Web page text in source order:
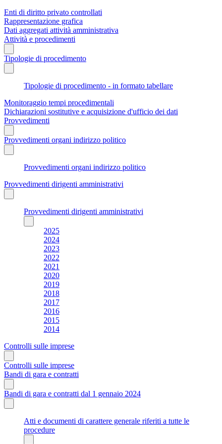
Enti di diritto privato controllati
Rappresentazione grafica
Dati aggregati attività amministrativa
Attività e procedimenti
Tipologie di procedimento
Tipologie di procedimento - in formato tabellare
Monitoraggio tempi procedimentali
Dichiarazioni sostitutive e acquisizione d'ufficio dei dati
Provvedimenti
Provvedimenti organi indirizzo politico
Provvedimenti organi indirizzo politico
Provvedimenti dirigenti amministrativi
Provvedimenti dirigenti amministrativi
2025
2024
2023
2022
2021
2020
2019
2018
2017
2016
2015
2014
Controlli sulle imprese
Controlli sulle imprese
Bandi di gara e contratti
Bandi di gara e contratti dal 1 gennaio 2024
Atti e documenti di carattere generale riferiti a tutte le
procedure